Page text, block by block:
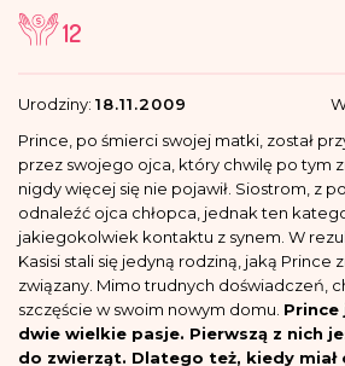
12
Urodziny: 18.11.2009
Prince, po śmierci swojej matki, został
przez swojego ojca, który chwilę po tym
nigdy więcej się nie pojawił. Siostrom, z
odnaleźć ojca chłopca, jednak ten
jakiegokolwiek kontaktu z synem. W
Kasisi stali się jedyną rodziną, jaką Prince
związany. Mimo trudnych doświadczeń,
szczęście w swoim nowym domu. Prince
dwie wielkie pasje. Pierwszą z nich
do zwierząt. Dlatego też, kiedy miał